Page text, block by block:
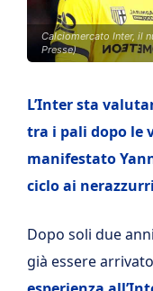
Calciomercato Inter, il
Presse)
L’Inter sta
tra i pali dopo le
manifestato
ciclo ai
Dopo soli due anni
già essere arrivato